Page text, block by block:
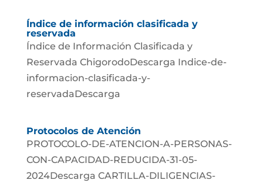
Índice de información clasificada y
reservada
Índice de Información Clasificada y
Reservada ChigorodoDescarga Indice-de-
informacion-clasificada-y-
reservadaDescarga
Protocolos de Atención
PROTOCOLO-DE-ATENCION-A-PERSONAS-
CON-CAPACIDAD-REDUCIDA-31-05-
2024Descarga CARTILLA-DILIGENCIAS-